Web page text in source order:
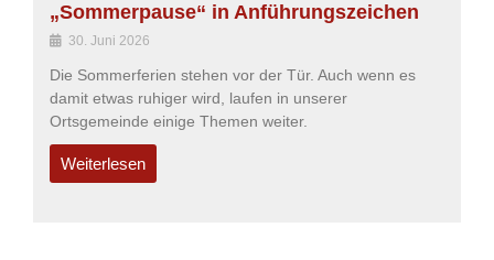
„Sommerpause“ in Anführungszeichen
30. Juni 2026
Die Sommerferien stehen vor der Tür. Auch wenn es
damit etwas ruhiger wird, laufen in unserer
Ortsgemeinde einige Themen weiter.
Weiterlesen